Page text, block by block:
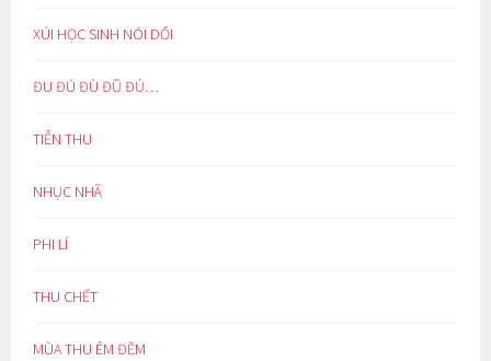
XÚI HỌC SINH NÓI DỐI
ĐU ĐÚ ĐÙ ĐŨ ĐỦ…
TIỄN THU
NHỤC NHÃ
PHI LÍ
THU CHẾT
MÙA THU ÊM ĐỀM